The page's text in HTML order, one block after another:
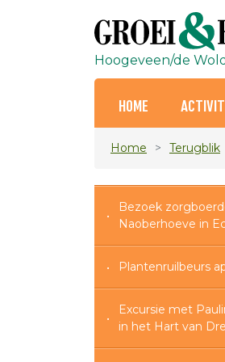
Hoogeveen/de
HOME
Home Terugblik
Bezoek
Naoberhoeve in
Plantenruilbeurs
Excursie met
in het Hart van